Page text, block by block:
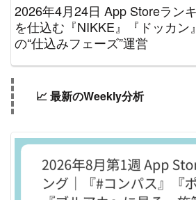
2026年4月24日 App Storeラン
を仕込む『NIKKE』『ドッカン
の“仕込みフェーズ”運営
📈 最新のWeekly分析